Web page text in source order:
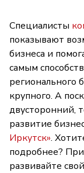
Специалисты
показывают
бизнеса и
самым
регионального
крупного. А
двусторонний,
развитие
Иркутск».
подробнее?
развивайте